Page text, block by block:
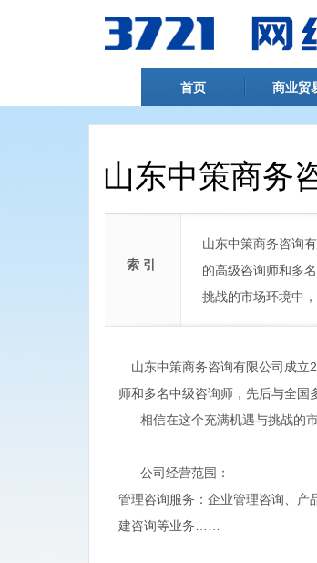
首页 商业贸
山东中策商务
索 引
山东中策商务咨询
的高级咨询师和多
挑战的市场环境中
山东中策商务咨询有限公司成立
师和多名中级咨询师，先后与全国
相信在这个充满机遇与挑战的市
公司经营范围：
管理咨询服务：企业管理咨询、产
建咨询等业务……